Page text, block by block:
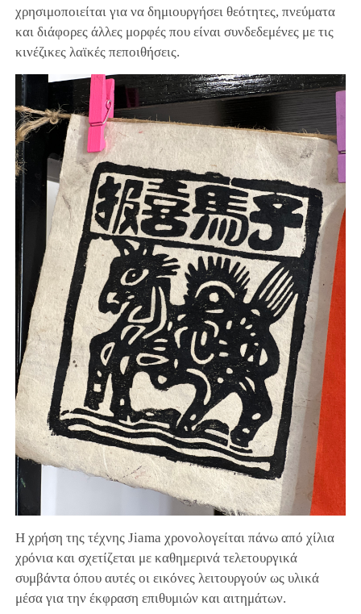
χρησιμοποιείται για να δημιουργήσει θεότητες, πνεύματα
και διάφορες άλλες μορφές που είναι συνδεδεμένες με τις
κινέζικες λαϊκές πεποιθήσεις.
Η χρήση της τέχνης Jiama χρονολογείται πάνω από χίλια
χρόνια και σχετίζεται με καθημερινά τελετουργικά
συμβάντα όπου αυτές οι εικόνες λειτουργούν ως υλικά
μέσα για την έκφραση επιθυμιών και αιτημάτων.